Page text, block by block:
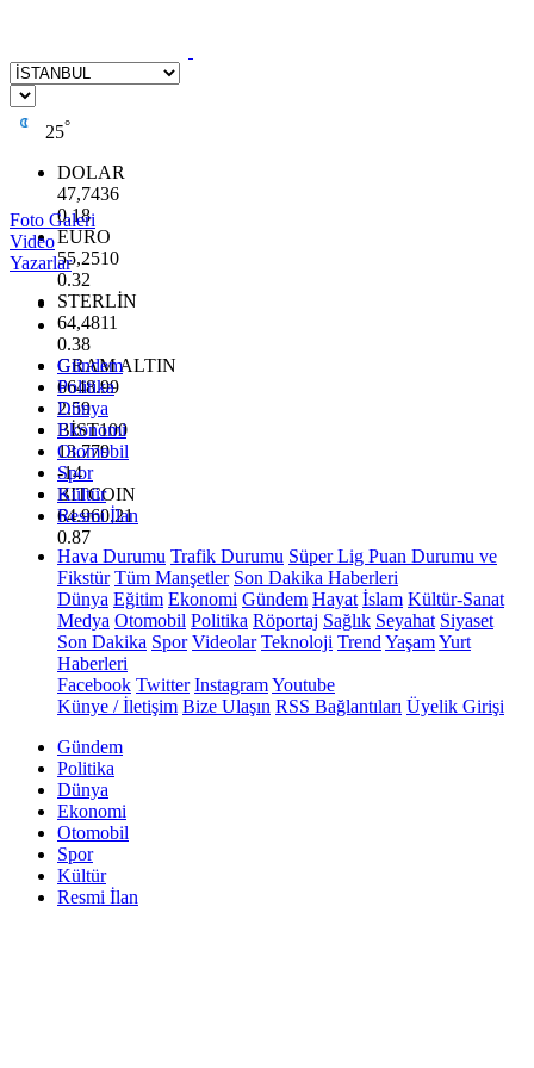
25°
DOLAR
47,7436
0.18
EURO
55,2510
0.32
STERLİN
64,4811
0.38
GRAM ALTIN
6648.99
2.59
BİST100
13.779
-14
BITCOIN
64.960,21
0.87
Foto Galeri
Video
Yazarlar
Gündem
Politika
Dünya
Ekonomi
Otomobil
Spor
Kültür
Resmi İlan
Hava Durumu Trafik Durumu Süper Lig Puan Durumu ve
Fikstür Tüm Manşetler Son Dakika Haberleri
Dünya Eğitim Ekonomi Gündem Hayat İslam Kültür-Sanat
Medya Otomobil Politika Röportaj Sağlık Seyahat Siyaset
Son Dakika Spor Videolar Teknoloji Trend YaşamYurt
Haberleri
Facebook Twitter InstagramYoutube
Künye / İletişim Bize Ulaşın RSS Bağlantıları Üyelik Girişi
Gündem
Politika
Dünya
Ekonomi
Otomobil
Spor
Kültür
Resmi İlan